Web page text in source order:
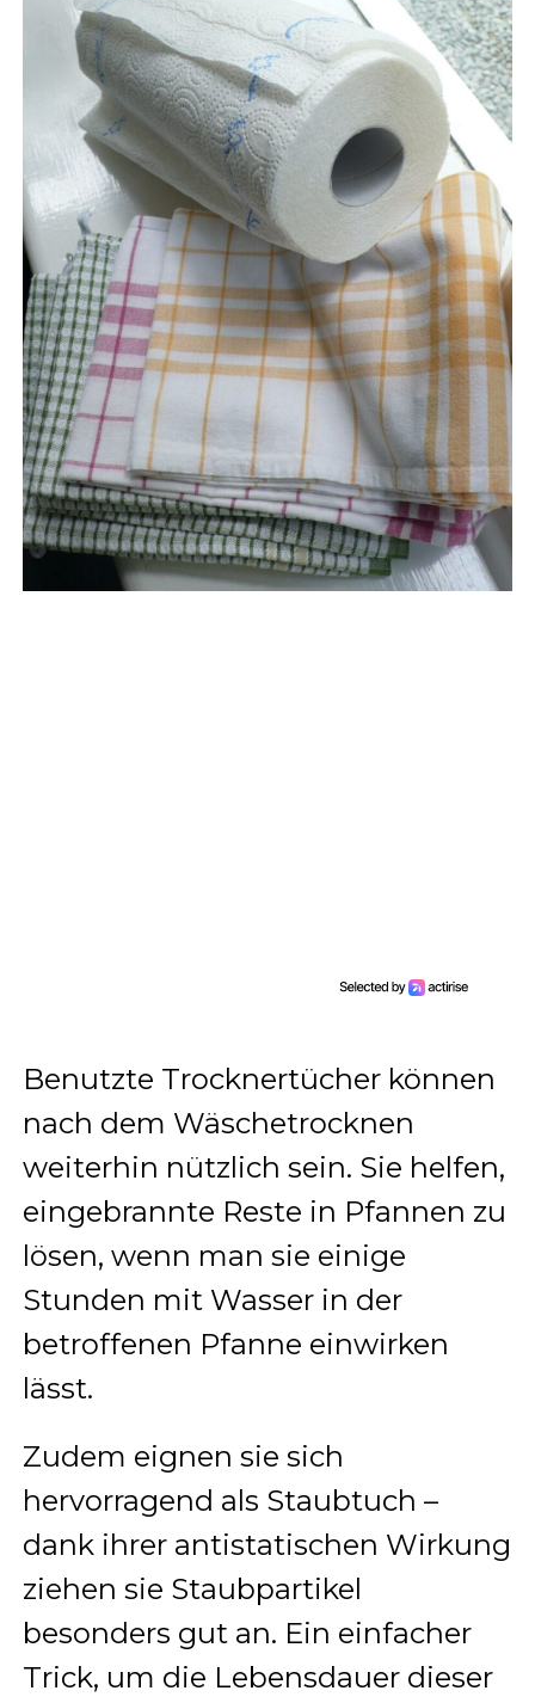
Benutzte Trocknertücher können
nach dem Wäschetrocknen
weiterhin nützlich sein. Sie helfen,
eingebrannte Reste in Pfannen zu
lösen, wenn man sie einige
Stunden mit Wasser in der
betroffenen Pfanne einwirken
lässt.
Zudem eignen sie sich
hervorragend als Staubtuch –
dank ihrer antistatischen Wirkung
ziehen sie Staubpartikel
besonders gut an. Ein einfacher
Trick, um die Lebensdauer dieser